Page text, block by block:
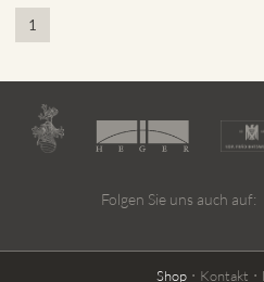
1
Folgen Sie uns auch auf:
Shop Kontakt